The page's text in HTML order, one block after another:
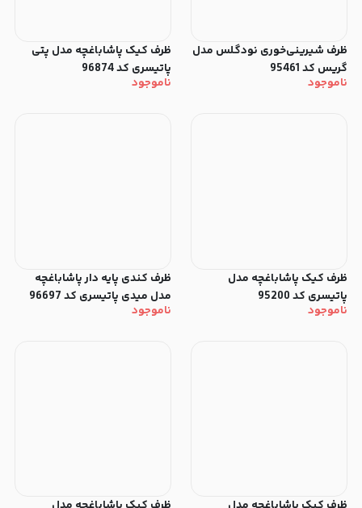
ظرف شیرینی‌خوری نودگلس مدل
گریس کد 95461
ناموجود
ظرف کیک پاشاباغچه مدل پتی
پاتیسری کد 96874
ناموجود
ظرف کیک پاشاباغچه مدل
پاتیسری کد 95200
ناموجود
ظرف کندی پایه دار پاشاباغچه
مدل میدی پاتیسری کد 96697
ناموجود